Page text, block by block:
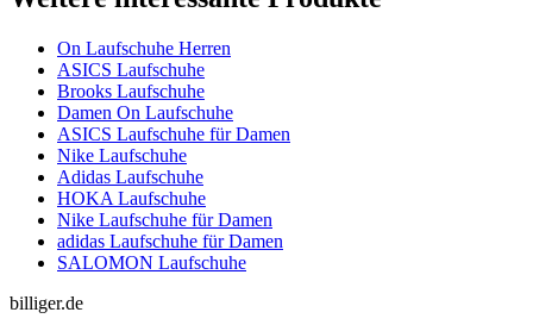
On Laufschuhe Herren
ASICS Laufschuhe
Brooks Laufschuhe
Damen On Laufschuhe
ASICS Laufschuhe für Damen
Nike Laufschuhe
Adidas Laufschuhe
HOKA Laufschuhe
Nike Laufschuhe für Damen
adidas Laufschuhe für Damen
SALOMON Laufschuhe
billiger.de